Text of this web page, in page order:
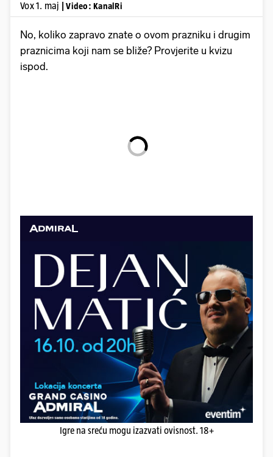
Vox 1. maj | Video: KanalRi
No, koliko zapravo znate o ovom prazniku i drugim
praznicima koji nam se bliže? Provjerite u kvizu
ispod.
Igre na sreću mogu izazvati ovisnost. 18+